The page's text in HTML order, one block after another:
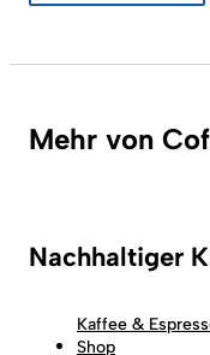
Mehr von
Nachhaltiger
Kaffee &
Shop